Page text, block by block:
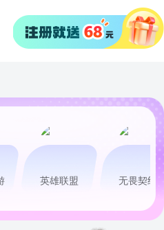
英雄联盟 无畏契约